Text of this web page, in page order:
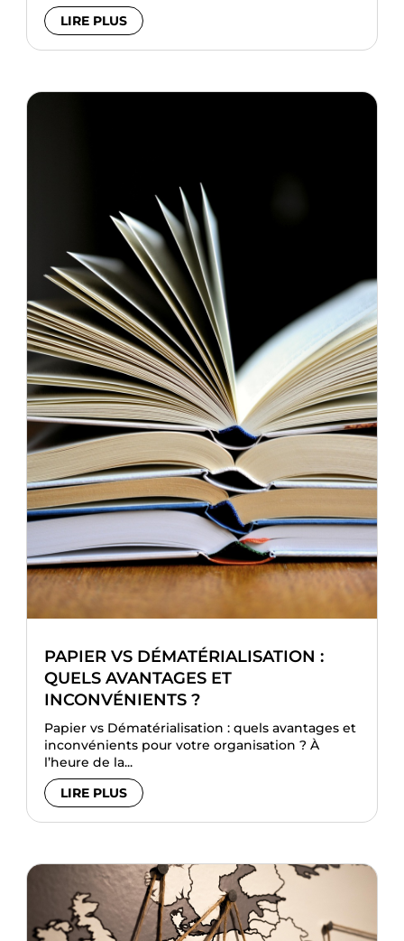
LIRE PLUS
PAPIER VS DÉMATÉRIALISATION :
QUELS AVANTAGES ET
INCONVÉNIENTS ?
Papier vs Dématérialisation : quels avantages et
inconvénients pour votre organisation ? À
l’heure de la...
LIRE PLUS